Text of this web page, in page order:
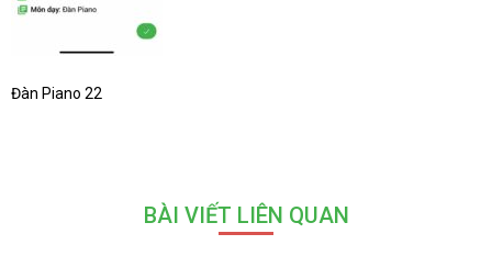
Đàn Piano 22
BÀI VIẾT LIÊN QUAN